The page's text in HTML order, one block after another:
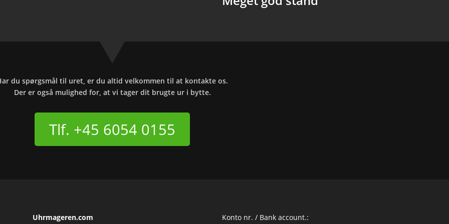
du spørgsmål til uret, er du altid velkommen til at kontakte os.
Der er også mulighed for, at vi tager dit brugte ur i bytte.
Tlf. +45 6054 0155
Uhrmageren.com Konto nr. / Bank account.: